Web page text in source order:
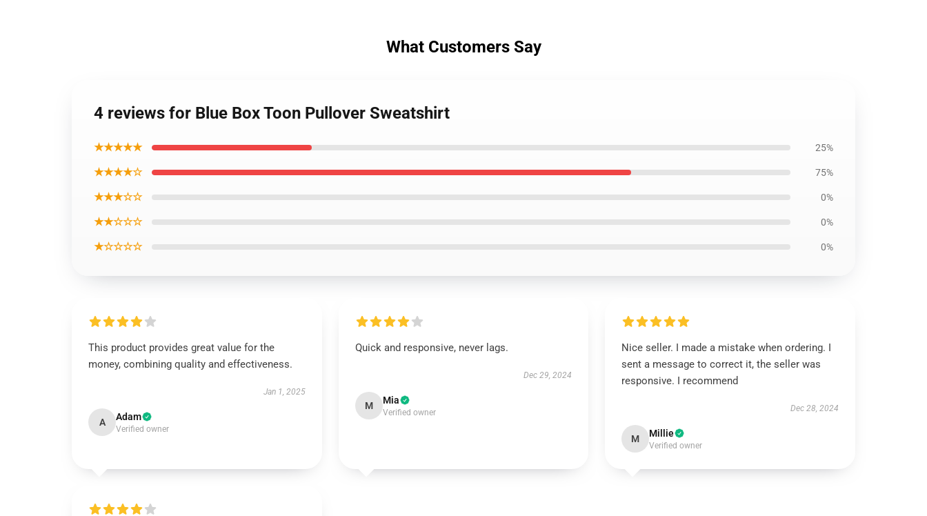
What Customers Say
4 reviews for Blue Box Toon Pullover Sweatshirt
★★★★★ 25%
★★★★☆ 75%
★★★☆☆ 0%
★★☆☆☆ 0%
★☆☆☆☆ 0%
This product provides great value for the
money, combining quality and effectiveness.
Jan 1, 2025
A Adam
Verified owner
Quick and responsive, never lags.
Dec 29, 2024
M Mia
Verified owner
Nice seller. I made a mistake when ordering. I
sent a message to correct it, the seller was
responsive. I recommend
Dec 28, 2024
M Millie
Verified owner